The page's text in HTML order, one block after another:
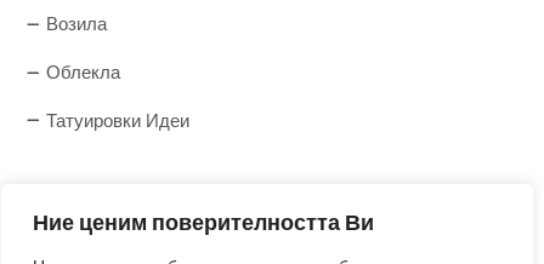
Ние ценим поверителността Ви
Возила
Облекла
Татуировки Идеи
Той действа като „доставчик на сайт“ по смисъла на